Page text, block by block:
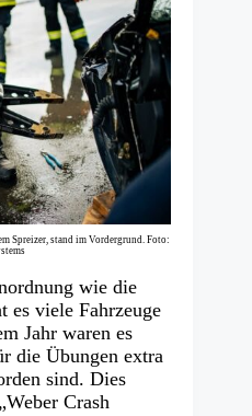
Spreizer, stand im Vordergrund. Foto:
wie die
es viele Fahrzeuge
Jahr waren es
die Übungen extra
sind. Dies
Crash